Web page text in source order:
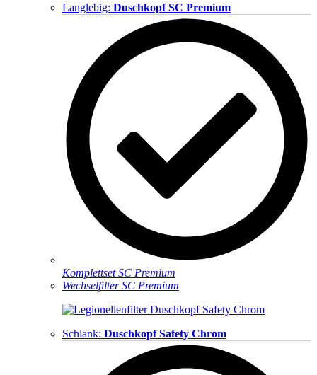
Langlebig: Duschkopf SC Premium
Komplettset SC Premium
Wechselfilter SC Premium
Schlank: Duschkopf Safety Chrom